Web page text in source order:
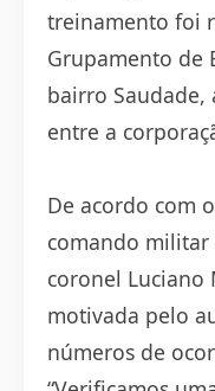
treinamento foi
Grupamento de
bairro Saudade,
entre a
De acordo com
comando militar
coronel Luciano
motivada pelo
números de